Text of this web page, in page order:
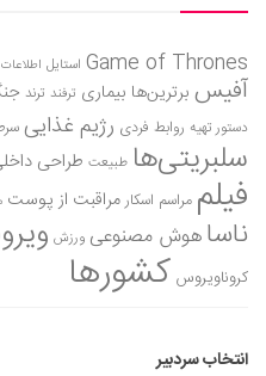
Game of Thrones استایل
آفیس برترین‌ها بیماری ترفند ترند
دستور تهیه روابط فردی رژیم غذایی
سلبریتی‌ها طبیعت طراحی
فیلم مراسم اسکارمراقبت از پوست
ناساهوش مصنوعی ورزش
کروناویروس کشورها
انتخاب سردبیر